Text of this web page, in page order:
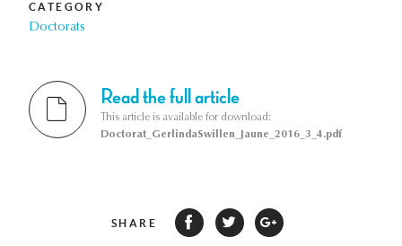
CATEGORY
Doctorats
Read the full article
This article is available for download:
Doctorat_GerlindaSwillen_Jaune_2016_3_4.pdf
SHARE